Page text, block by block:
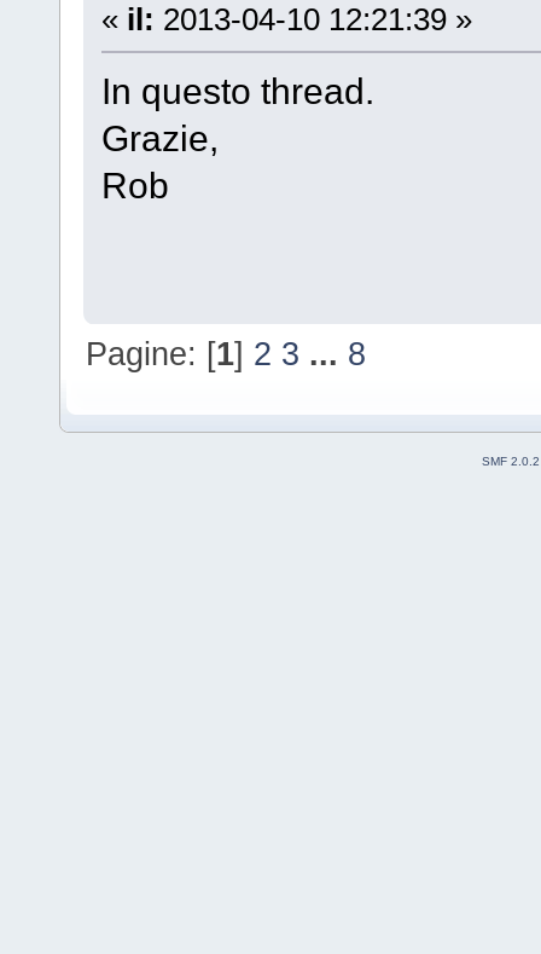
« il: 2013-04-10 12:21:39 »
In questo thread.
Grazie,
Rob
Pagine: [1] 2 3 ... 8
SMF 2.0.2